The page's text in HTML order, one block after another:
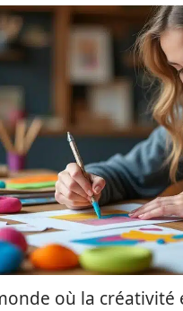
où la créativité